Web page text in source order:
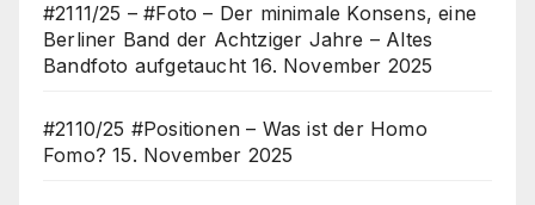
#2111/25 – #Foto – Der minimale Konsens, eine
Berliner Band der Achtziger Jahre – Altes
Bandfoto aufgetaucht 16. November 2025
#2110/25 #Positionen – Was ist der Homo
Fomo? 15. November 2025